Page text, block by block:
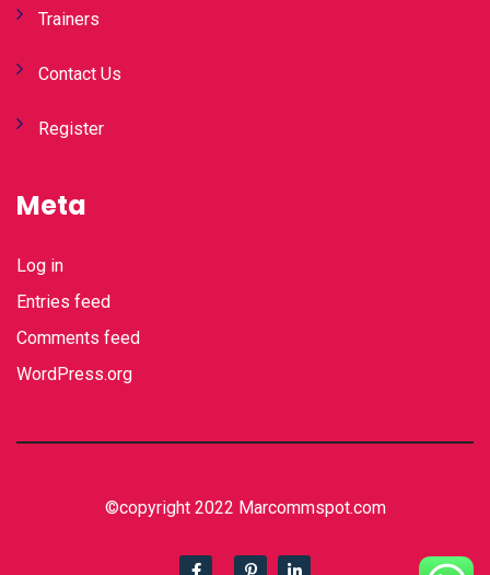
Trainers
Contact Us
Register
Meta
Log in
Entries feed
Comments feed
WordPress.org
©copyright 2022 Marcommspot.com